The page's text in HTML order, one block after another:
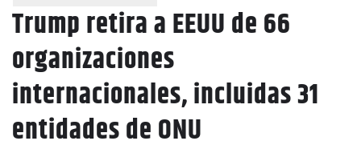
Trump retira a EEUU de 66
organizaciones
internacionales, incluidas 31
entidades de ONU